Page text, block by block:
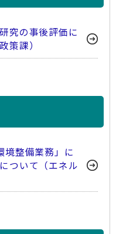
究の事後評価に
策課）
境整備業務」に
ついて（エネル